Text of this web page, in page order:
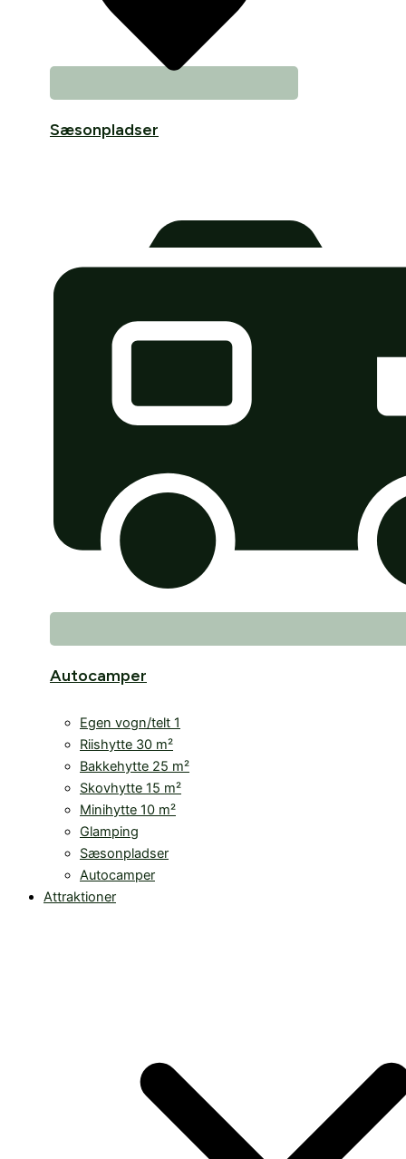
Sæsonpladser
Autocamper
Egen vogn/telt 1
Riishytte 30 m²
Bakkehytte 25 m²
Skovhytte 15 m²
Minihytte 10 m²
Glamping
Sæsonpladser
Autocamper
Attraktioner